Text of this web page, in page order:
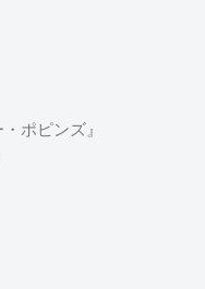
ポピンズ』